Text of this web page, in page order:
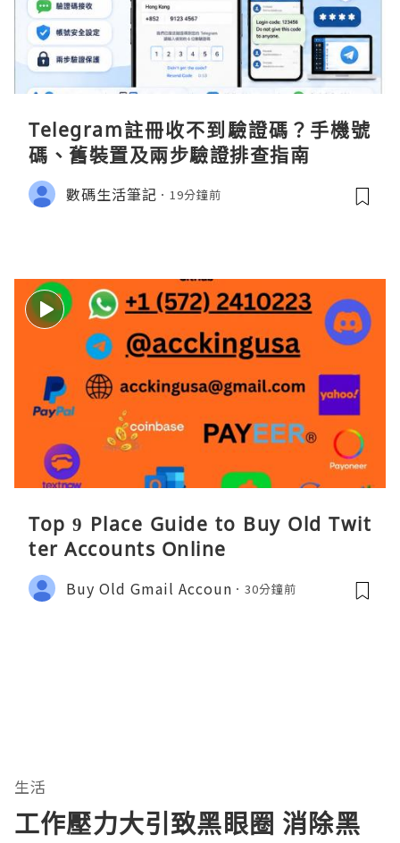
Telegram註冊收不到驗證碼？手機號
碼、舊裝置及兩步驗證排查指南
數碼生活筆記 19分鐘前
Top 9 Place Guide to Buy Old Twit
ter Accounts Online
Buy Old Gmail Accoun 30分鐘前
生活
工作壓力大引致黑眼圈 消除黑